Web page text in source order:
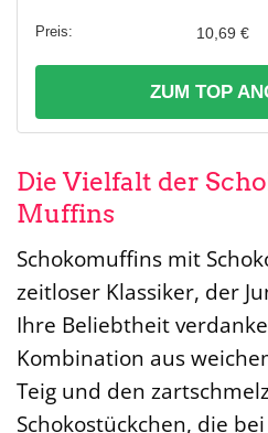
10,69 €
ZUM TOP
Die Vielfalt der
Muffins
Schokomuffins mit
zeitloser Klassiker, der
Ihre Beliebtheit
Kombination aus
Teig und den
Schokostückchen, die